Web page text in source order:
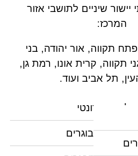
שיניים לתושבי אזור
המרכז:
תקווה, אור יהודה, בני
תקווה, קרית אונו, רמת גן,
תל אביב ועוד.
אורתודונטי
שיניים למבוגרים